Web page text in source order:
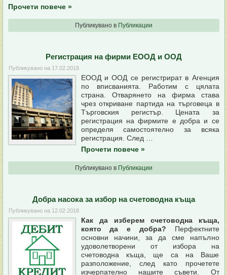
Прочети повече »
Публикувано в Публикации
Регистрация на фирми ЕООД и ООД
Публикувано на 17.02.2018
ЕООД и ООД се регистрират в Агенция
по вписванията. Работим с цялата
страна. Отварянето на фирма става
чрез откриване партида на търговеца в
Търговския регистър. Цената за
регистрация на фирмите е добра и се
определя самостоятелно за всяка
регистрация. След …
Прочети повече »
Публикувано в Публикации
Добра насока за избор на счетоводна къща
Публикувано на 12.02.2018
Как да изберем счетоводна къща,
която да е добра? Перфектните
основни начини, за да сме напълно
удоволетворени от избора на
счетоводна къща, ще са на Ваше
разположение, след като прочетете
изчерпателно нашите съвети. От